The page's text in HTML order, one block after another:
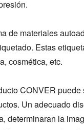
de materiales
Estas
cosmética, etc.
CONVER
Un adecuado
determinaran la